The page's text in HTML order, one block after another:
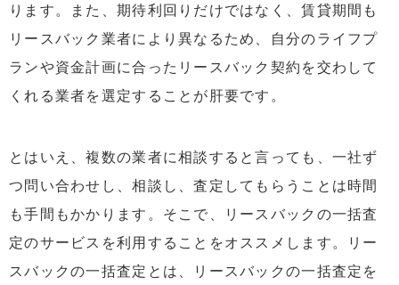
ります。また、期待利回りだけではなく、賃貸期間も
リースバック業者により異なるため、自分のライフプ
ランや資金計画に合ったリースバック契約を交わして
くれる業者を選定することが肝要です。
とはいえ、複数の業者に相談すると言っても、一社ず
つ問い合わせし、相談し、査定してもらうことは時間
も手間もかかります。そこで、リースバックの一括査
定のサービスを利用することをオススメします。リー
スバックの一括査定とは、リースバックの一括査定を